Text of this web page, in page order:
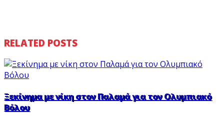
RELATED POSTS
Ξεκίνημα με νίκη στον Παλαμά για τον Ολυμπιακό
Βόλου